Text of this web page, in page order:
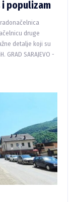
populizam
druge
detalje koji su
SARAJEVO -